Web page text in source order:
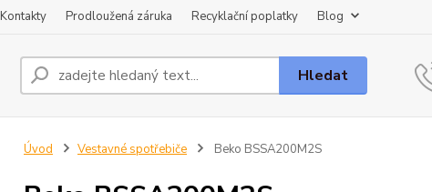
Kontakty Prodloužená záruka Recyklační poplatky Blog
Hledat
Úvod Vestavné spotřebiče Beko BSSA200M2S